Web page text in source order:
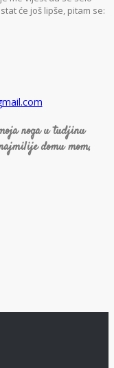
će još lipše, pitam se:
noga u tudjinu
domu mom,